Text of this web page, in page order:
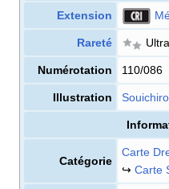
Extension
Rareté
Numérotation 110/086
Illustration
Catégorie
Carte
↪ Carte